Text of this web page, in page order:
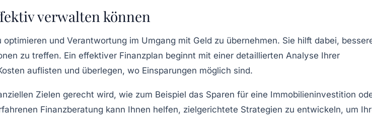
verwalten können
optimieren und Verantwortung im Umgang mit Geld zu übernehmen. Sie hilft dabei,
zu treffen. Ein effektiver Finanzplan beginnt mit einer detaillierten Analyse Ihrer
auflisten und überlegen, wo Einsparungen möglich sind.
Zielen gerecht wird, wie zum Beispiel das Sparen für eine Immobilieninvestition
Finanzberatung kann Ihnen helfen, zielgerichtete Strategien zu entwickeln, um